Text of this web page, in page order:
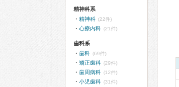
精神科系
精神科 (22件)
心療内科 (21件)
歯科系
歯科 (69件)
矯正歯科 (29件)
歯周病科 (12件)
小児歯科 (31件)